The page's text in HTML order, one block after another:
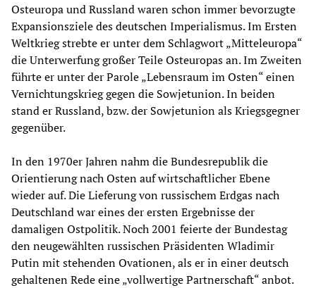
Osteuropa und Russland waren schon immer bevorzugte
Expansionsziele des deutschen Imperialismus. Im Ersten
Weltkrieg strebte er unter dem Schlagwort „Mitteleuropa“
die Unterwerfung großer Teile Osteuropas an. Im Zweiten
führte er unter der Parole „Lebensraum im Osten“ einen
Vernichtungskrieg gegen die Sowjetunion. In beiden
stand er Russland, bzw. der Sowjetunion als Kriegsgegner
gegenüber.
In den 1970er Jahren nahm die Bundesrepublik die
Orientierung nach Osten auf wirtschaftlicher Ebene
wieder auf. Die Lieferung von russischem Erdgas nach
Deutschland war eines der ersten Ergebnisse der
damaligen Ostpolitik. Noch 2001 feierte der Bundestag
den neugewählten russischen Präsidenten Wladimir
Putin mit stehenden Ovationen, als er in einer deutsch
gehaltenen Rede eine „vollwertige Partnerschaft“ anbot.